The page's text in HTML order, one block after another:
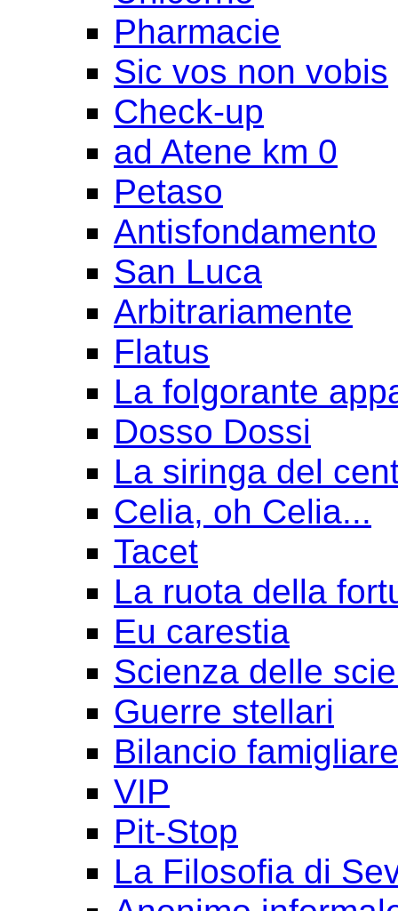
Pharmacie
Sic vos non vobis
Check-up
ad Atene km 0
Petaso
Antisfondamento
San Luca
Arbitrariamente
Flatus
La folgorante
Dosso Dossi
La siringa del
Celia, oh Celia...
Tacet
La ruota della
Eu carestia
Scienza delle
Guerre stellari
Bilancio famigliare
VIP
Pit-Stop
La Filosofia di